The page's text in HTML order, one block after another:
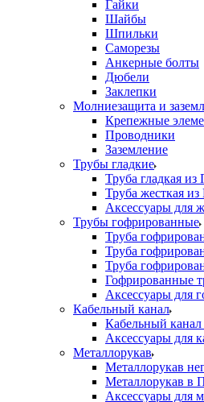
Гайки
Шайбы
Шпильки
Саморезы
Анкерные болты
Дюбели
Заклепки
Молниезащита и
Крепежные
Проводники
Заземление
Трубы гладкие
Труба гладкая
Труба жесткая
Аксессуары для
Трубы гофрированные
Труба
Труба
Труба
Гофрированные
Аксессуары для
Кабельный канал
Кабельный
Аксессуары для
Металлорукав
Металлорукав
Металлорукав
Аксессуары для